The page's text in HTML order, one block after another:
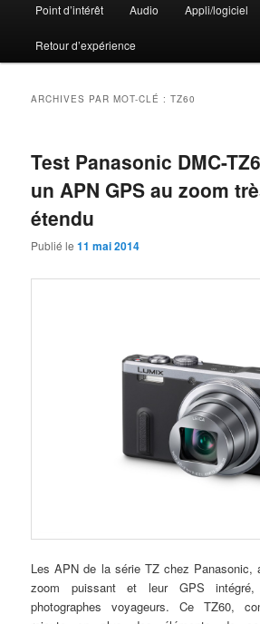
Point d’intérêt Audio Appli/logiciel
Retour d’expérience
ARCHIVES PAR MOT-CLÉ :TZ60
Test Panasonic DMC-
un APN GPS au zoom
étendu
Publié le11 mai 2014
Les APN de la série TZ chez Panasonic,
zoom puissant et leur GPS
photographes voyageurs. Ce TZ60,